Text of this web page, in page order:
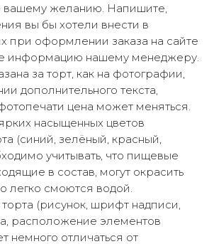
вашему желанию. Напишите,
вы бы хотели внести в
при оформлении заказа на сайте
информацию нашему менеджеру.
за торт, как на фотографии,
дополнительного текста,
цена может меняться.
насыщенных цветов
(синий, зелёный, красный,
учитывать, что пищевые
в состав, могут окрасить
легко смоются водой.
(рисунок, шрифт надписи,
расположение элементов
немного отличаться от